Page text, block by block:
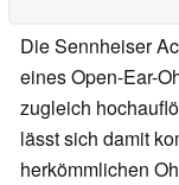
Die Sennheiser
eines Open-Ear-
zugleich
lässt sich damit
herkömmlichen